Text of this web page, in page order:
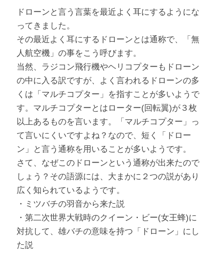
ドローンと言う言葉を最近よく耳にするようにな
ってきました。
その最近よく耳にするドローンとは通称で、「無
人航空機」の事をこう呼びます。
当然、ラジコン飛行機やヘリコプターもドローン
の中に入る訳ですが、よく言われるドローンの多
くは「マルチコプター」を指すことが多いようで
す。マルチコプターとはローター(回転翼)が３枚
以上あるものを言います。「マルチコプター」っ
て言いにくいですよね？なので、短く「ドロー
ン」と言う通称を用いることが多いようです。
さて、なぜこのドローンという通称が出来たので
しょう？その語源には、大まかに２つの説があり
広く知られているようです。
・ミツバチの羽音から来た説
・第二次世界大戦時のクイーン・ビー(女王蜂)に
対抗して、雄バチの意味を持つ「ドローン」にし
た説